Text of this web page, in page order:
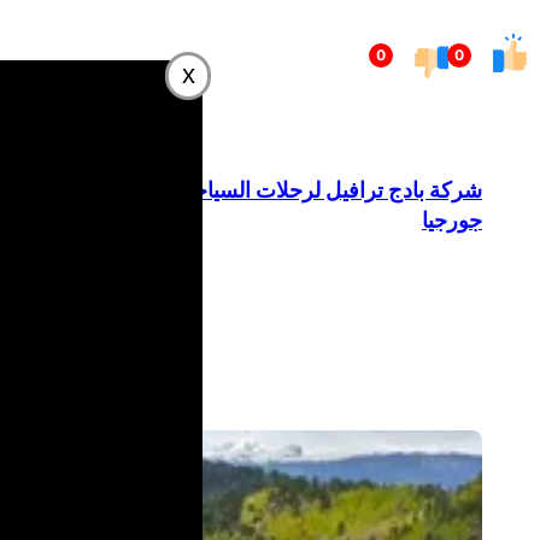
x
0
0إلى
شركة بادج ترافيل لرحلات السياحة في
جورجيا